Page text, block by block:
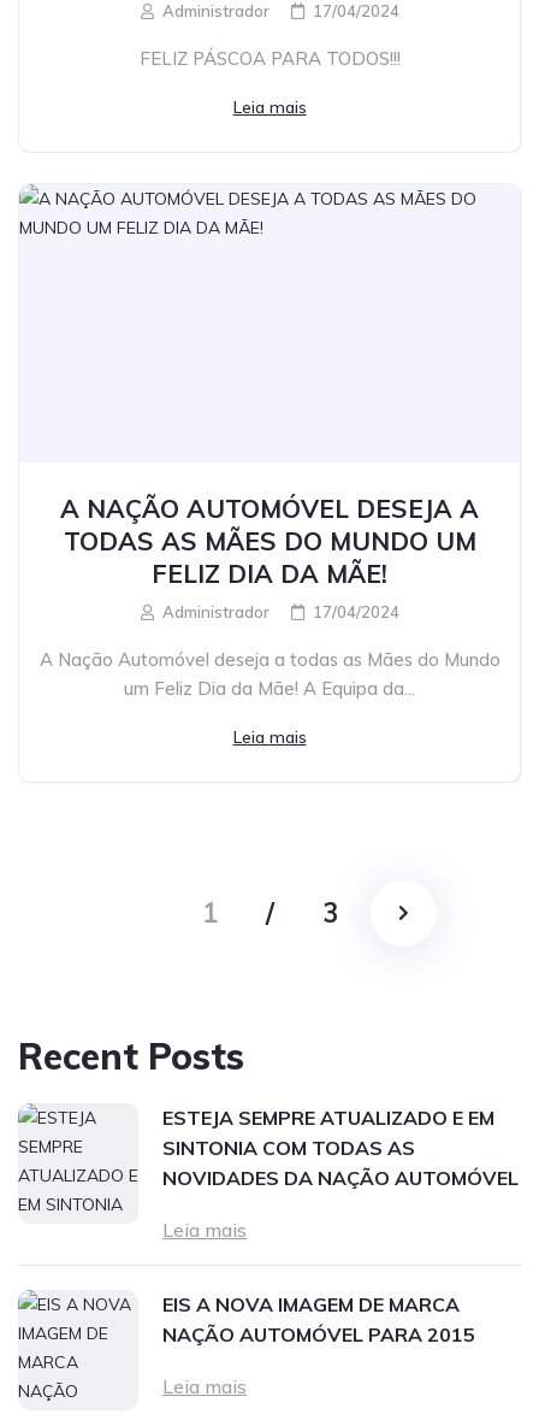
Administrador 17/04/2024
FELIZ PÁSCOA PARA TODOS!!!
Leia mais
A NAÇÃO AUTOMÓVEL DESEJA A
TODAS AS MÃES DO MUNDO UM
FELIZ DIA DA MÃE!
Administrador 17/04/2024
A Nação Automóvel deseja a todas as Mães do Mundo
um Feliz Dia da Mãe! A Equipa da...
Leia mais
1 / 3
Recent Posts
ESTEJA SEMPRE ATUALIZADO E EM
SINTONIA COM TODAS AS
NOVIDADES DA NAÇÃO AUTOMÓVEL
Leia mais
EIS A NOVA IMAGEM DE MARCA
NAÇÃO AUTOMÓVEL PARA 2015
Leia mais